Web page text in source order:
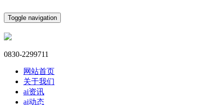
Toggle navigation
0830-2299711
网站首页
关于我们
ai资讯
ai动态